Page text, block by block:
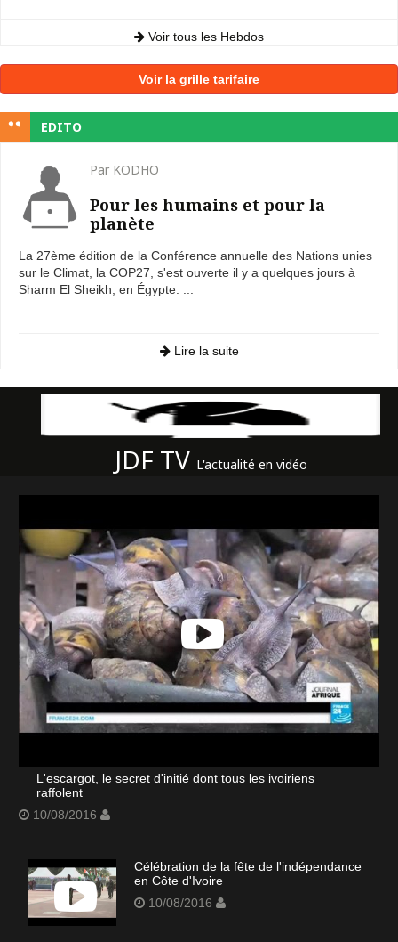
Voir tous les Hebdos
Voir la grille tarifaire
EDITO
Par KODHO
Pour les humains et pour la
planète
La 27ème édition de la Conférence annuelle des Nations unies
sur le Climat, la COP27, s'est ouverte il y a quelques jours à
Sharm El Sheikh, en Égypte. ...
Lire la suite
JDF TV L'actualité en vidéo
L'escargot, le secret d'initié dont tous les ivoiriens
raffolent
10/08/2016
Célébration de la fête de l'indépendance
en Côte d'Ivoire
10/08/2016